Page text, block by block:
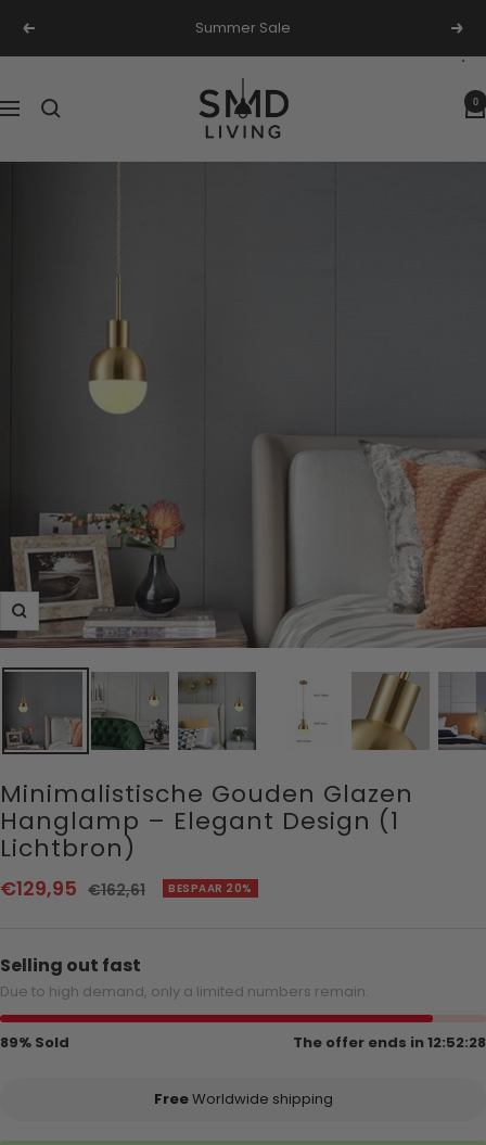
naarVorige Summer Sale
Navigatie
SMD
Living
0
Zoom
Minimalistische Gouden Glazen
Hanglamp – Elegant Design (1
Lichtbron)
Aanbiedingsprijs
€129,95 Normale
€162,61 BESPAAR 20%
Selling out fast
Due to high demand, only a limited numbers remain.
89% Sold The offer ends in12:52:28
FreeWorldwide shipping